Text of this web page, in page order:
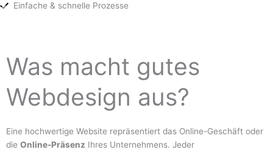
Einfache & schnelle Prozesse
Was macht gutes
Webdesign aus?
Eine hochwertige Website repräsentiert das Online-Geschäft oder
die Online-Präsenz Ihres Unternehmens. Jeder